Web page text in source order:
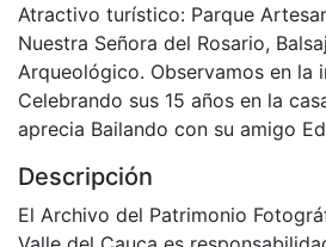
de Ampudia y Pedro de Añazco.
Ampudia, Rosario, Río Claro.
agricultura, ganadería, minería,
Atractivo turístico: Parque
Nuestra Señora del Rosario,
Celebrando sus 15 años en la
aprecia Bailando con su amigo